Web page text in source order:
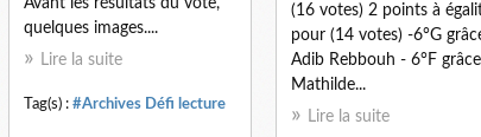
(16 votes) 2 points à
pour (14 votes) -6°G
Adib Rebbouh - 6°F
Mathilde...
Lire la suite
Avant les résultats du vote,
quelques images....
Lire la suite
Tag(s) : #Archives Défi lecture